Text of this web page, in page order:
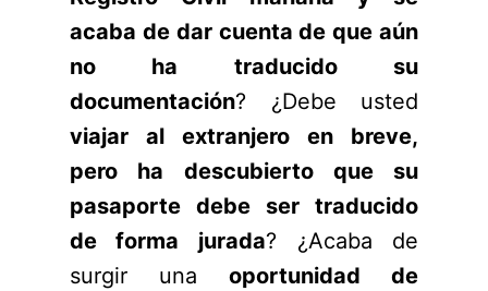
acaba de dar cuenta de que aún
no ha traducido su
documentación? ¿Debe usted
viajar al extranjero en breve,
pero ha descubierto que su
pasaporte debe ser traducido
de forma jurada? ¿Acaba de
surgir unaoportunidad de